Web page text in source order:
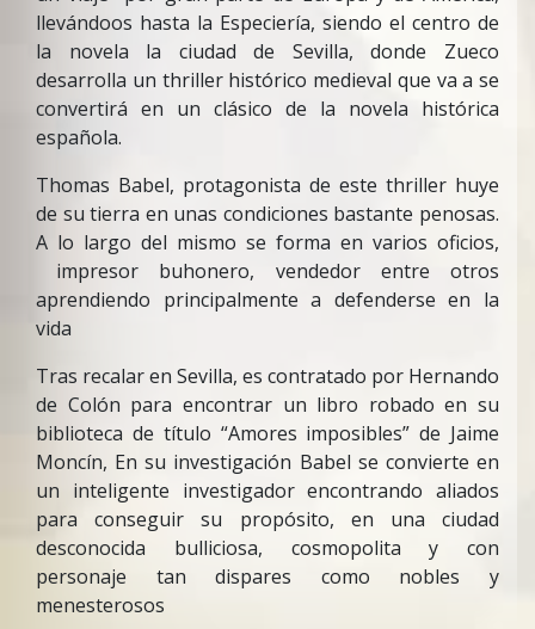
llevándoos hasta la Especiería, siendo el centro de
la novela la ciudad de Sevilla, donde Zueco
desarrolla un thriller histórico medieval que va a se
convertirá en un clásico de la novela histórica
española.
Thomas Babel, protagonista de este thriller huye
de su tierra en unas condiciones bastante penosas.
A lo largo del mismo se forma en varios oficios,
impresor buhonero, vendedor entre otros
aprendiendo principalmente a defenderse en la
vida
Tras recalar en Sevilla, es contratado por Hernando
de Colón para encontrar un libro robado en su
biblioteca de título “Amores imposibles” de Jaime
Moncín, En su investigación Babel se convierte en
un inteligente investigador encontrando aliados
para conseguir su propósito, en una ciudad
desconocida bulliciosa, cosmopolita y con
personaje tan dispares como nobles y
menesterosos